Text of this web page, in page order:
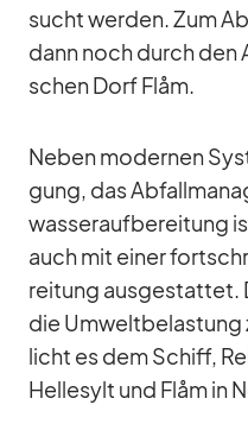
sucht wer­den. Zum
dann noch durch
schen Dorf Flåm.
Ne­ben mo­der­nen
gung, das
was­ser­auf­be­rei­tung
auch mit ei­ner
rei­tung aus­ge­stat­tet.
die
licht es dem Schiff,
Hel­le­sylt und Flåm in